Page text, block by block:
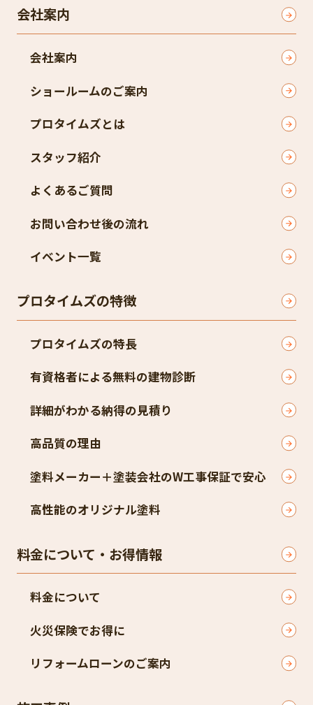
会社案内
会社案内
ショールームのご案内
プロタイムズとは
スタッフ紹介
よくあるご質問
お問い合わせ後の流れ
イベント一覧
プロタイムズの特徴
プロタイムズの特長
有資格者による無料の建物診断
詳細がわかる納得の見積り
高品質の理由
塗料メーカー＋塗装会社のW工事保証で安心
高性能のオリジナル塗料
料金について・お得情報
料金について
火災保険でお得に
リフォームローンのご案内